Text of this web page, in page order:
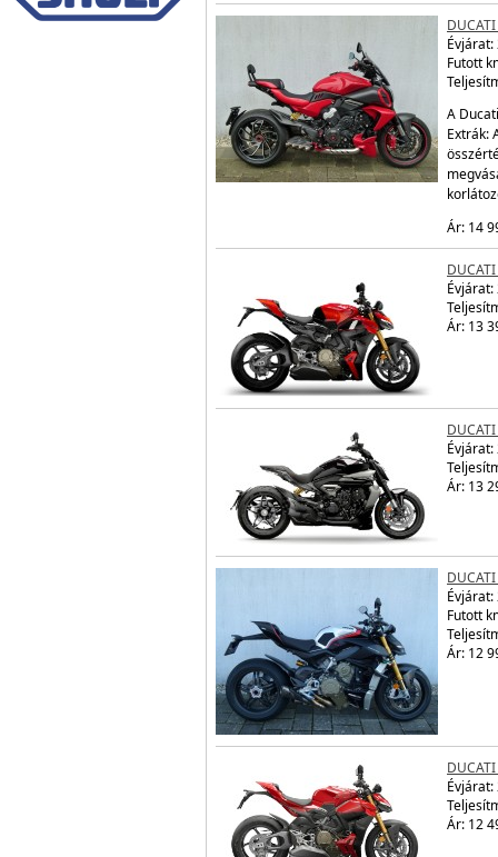
Évjárat:
Futott
A
Extrák:
Ár: 14
DUCATI
Évjárat:
Ár: 13
Évjárat:
Ár: 13
DUCATI
Évjárat:
Futott
Ár: 12
DUCATI
Évjárat:
Ár: 12